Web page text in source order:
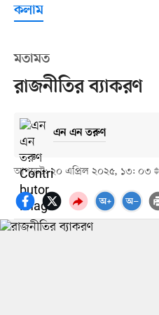
কলাম
মতামত
রাজনীতির ব্যাকরণ
এন এন তরুণ
আপডেট: ২০ এপ্রিল ২০২৫, ১৩: ০৩